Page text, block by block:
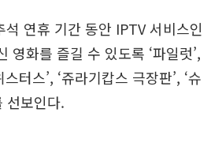
석 연휴 기간 동안 IPTV 서비스인
영화를 즐길 수 있도록 ‘파일럿’,
스터스’, ‘쥬라기캅스 극장판’, ‘슈
선보인다.